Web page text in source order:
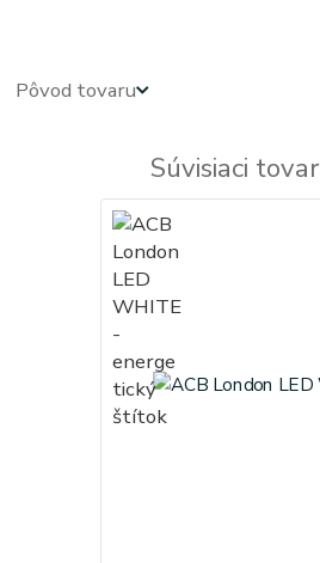
Pôvod tovaru
Súvisiaci tovar